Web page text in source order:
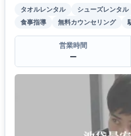
タオルレンタル シューズレンタル
食事指導
無料カウンセリング
営業時間
ー